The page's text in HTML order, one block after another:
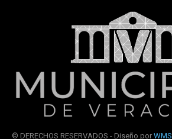
© DERECHOS RESERVADOS - Diseño por WMS